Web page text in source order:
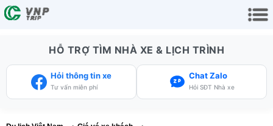
HỖ TRỢ TÌM NHÀ XE & LỊCH TRÌNH
Hỏi thông tin xe
Tư vấn miễn phí
Chat Zalo
Hỏi SĐT Nhà xe